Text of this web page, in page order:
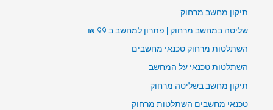
תיקון מחשב מרחוק
שליטה במחשב מרחוק | פתרון למחשב ב 99 ₪
השתלטות מרחוק טכנאי מחשבים
השתלטות טכנאי על המחשב
תיקון מחשב בשליטה מרחוק
טכנאי מחשבים השתלטות מרחוק